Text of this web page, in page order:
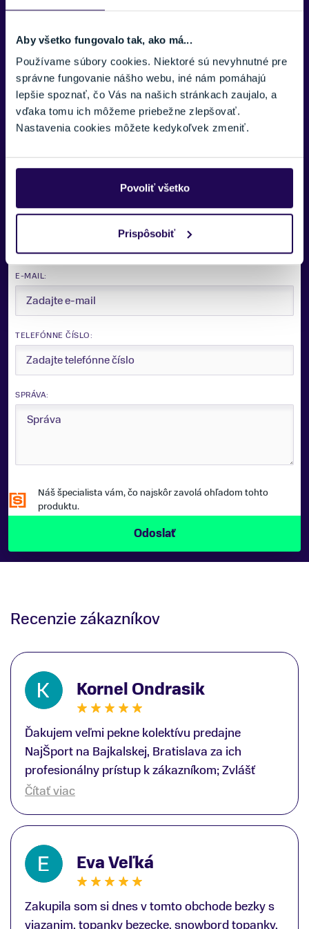
Aby všetko fungovalo tak, ako má...
Používame súbory cookies. Niektoré sú nevyhnutné pre
správne fungovanie nášho webu, iné nám pomáhajú
lepšie spoznať, čo Vás na našich stránkach zaujalo, a
vďaka tomu ich môžeme priebežne zlepšovať.
Nastavenia cookies môžete kedykoľvek zmeniť.
Povoliť všetko
Prispôsobiť
Čierna, Zelená
TYP LYŽIARKY
Freestyle
ŠÍRKA SKELETU
Stredná
FLEX INDEX
KLIPSY
SEZÓNA
26/27
Armada
Zobraziť viac
Potrebujete viac informácii? Sme tu
pre vás.
VAŠE MENO:
E-MAIL:
TELEFÓNNE ČÍSLO:
SPRÁVA:
Náš špecialista vám, čo najskôr zavolá ohľadom tohto
produktu.
Recenzie zákazníkov
Kornel Ondrasik
Ďakujem veľmi pekne kolektívu predajne
NajŠport na Bajkalskej, Bratislava za ich
profesionálny prístup k zákazníkom; Zvlášť
ďakujem špecialistovi Martinovi Gunišovi za
lyžiarskej obuvi, ako aj prilby.. všetko značka
Atomic; Pán Martin Guniš mi svojou
odbornosťou otvoril nové obzory a dozvedel
som sa, vďaka jeho profesionálnemu prístupu k
zákazníkovi, up-to-date informácie o nových
trendoch v lyžiarských technológiách; Z
Čítať viac
Eva Veľká
Zakupila som si dnes v tomto obchode bezky s
viazanim, topanky bezecke, snowbord topanky,